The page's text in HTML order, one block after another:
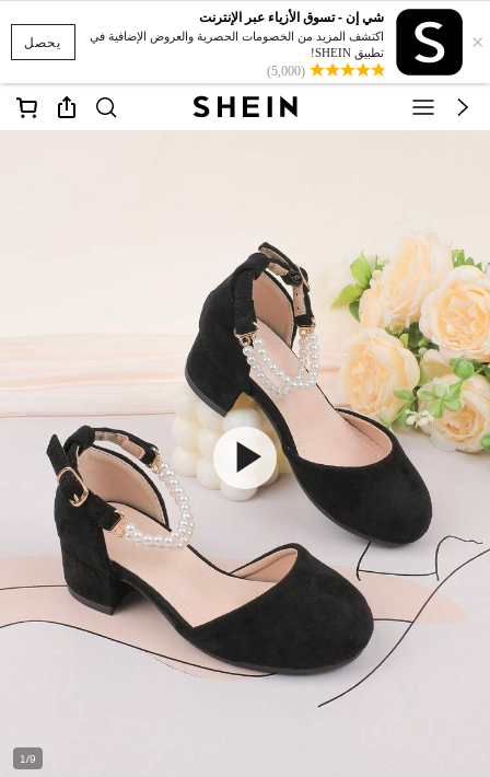
يحصل ×
شي إن - تسوق الأزياء عبر الإنترنت
اكتشف المزيد من الخصومات الحصرية والعروض الإضافية في
تطبيق SHEIN!
(5,000)
1/9